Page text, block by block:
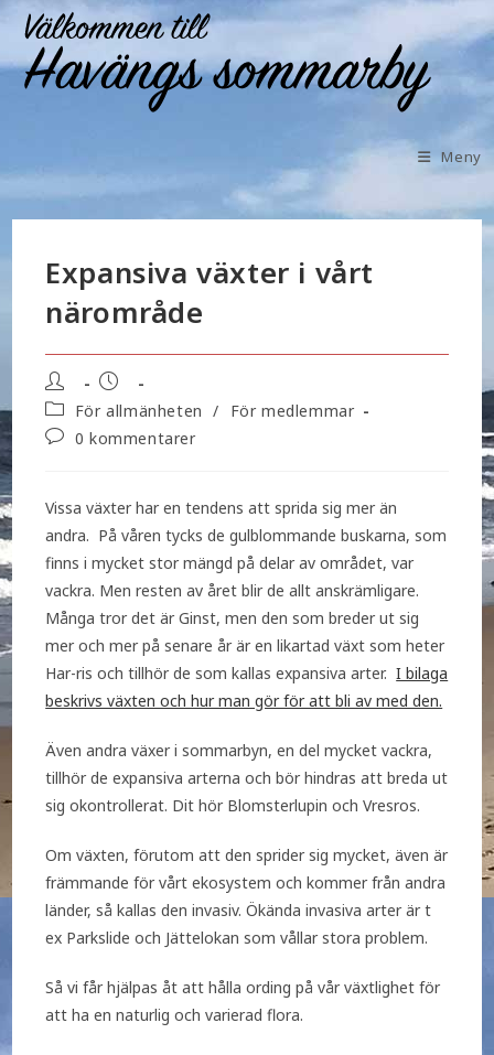
Meny
Expansiva växter i vårt
närområde
För allmänheten /
För medlemmar
0 kommentarer
Vissa växter har en tendens att sprida sig mer än
andra. På våren tycks de gulblommande buskarna, som
finns i mycket stor mängd på delar av området, var
vackra. Men resten av året blir de allt anskrämligare.
Många tror det är Ginst, men den som breder ut sig
mer och mer på senare år är en likartad växt som heter
Har-ris och tillhör de som kallas expansiva arter.I bilaga
beskrivs växten och hur man gör för att bli av med den.
Även andra växer i sommarbyn, en del mycket vackra,
tillhör de expansiva arterna och bör hindras att breda ut
sig okontrollerat. Dit hör Blomsterlupin och Vresros.
Om växten, förutom att den sprider sig mycket, även är
främmande för vårt ekosystem och kommer från andra
länder, så kallas den invasiv. Ökända invasiva arter är t
ex Parkslide och Jättelokan som vållar stora problem.
Så vi får hjälpas åt att hålla ording på vår växtlighet för
att ha en naturlig och varierad flora.